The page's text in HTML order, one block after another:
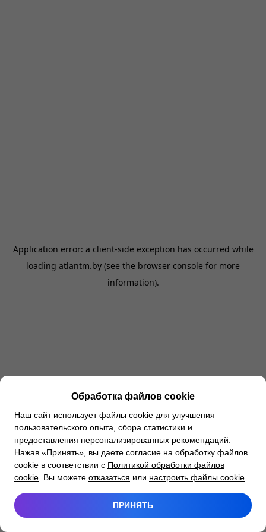
Application error: a client-side exception has occurred while
loading atlantm.by (see the browser console for more
information).
Обработка файлов cookie
Наш сайт использует файлы cookie для улучшения
пользовательского опыта, сбора статистики и
предоставления персонализированных рекомендаций.
Нажав «Принять», вы даете согласие на обработку файлов
cookie в соответствии с Политикой обработки файлов
cookie . Вы можете отказаться или настроить файлы cookie
ПРИНЯТЬ